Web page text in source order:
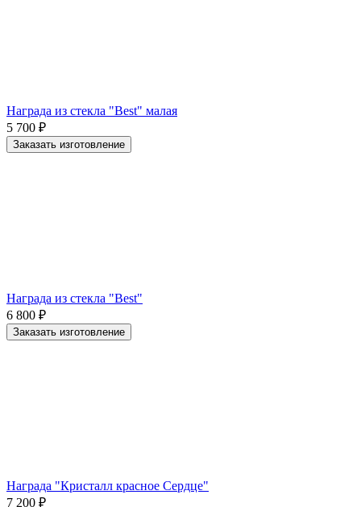
Награда из стекла "Best" малая
5 700 ₽
Заказать изготовление
Награда из стекла "Best"
6 800 ₽
Заказать изготовление
Награда "Кристалл красное Сердце"
7 200 ₽